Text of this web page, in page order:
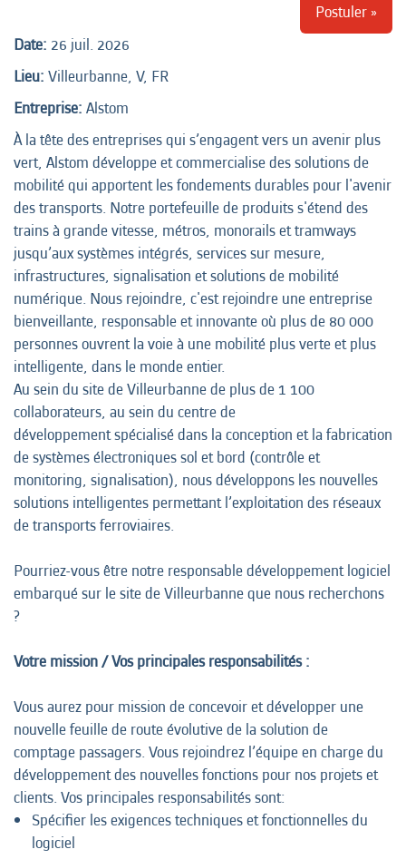
Postuler »
Date: 26 juil. 2026
Lieu: Villeurbanne, V, FR
Entreprise: Alstom
À la tête des entreprises qui s’engagent vers un avenir plus
vert, Alstom développe et commercialise des solutions de
mobilité qui apportent les fondements durables pour l'avenir
des transports. Notre portefeuille de produits s'étend des
trains à grande vitesse, métros, monorails et tramways
jusqu’aux systèmes intégrés, services sur mesure,
infrastructures, signalisation et solutions de mobilité
numérique. Nous rejoindre, c'est rejoindre une entreprise
bienveillante, responsable et innovante où plus de 80 000
personnes ouvrent la voie à une mobilité plus verte et plus
intelligente, dans le monde entier.
Au sein du site de Villeurbanne de plus de 1 100
collaborateurs, au sein du centre de
développement spécialisé dans la conception et la fabrication
de systèmes électroniques sol et bord (contrôle et
monitoring, signalisation), nous développons les nouvelles
solutions intelligentes permettant l’exploitation des réseaux
de transports ferroviaires.
Pourriez-vous être notre responsable développement logiciel
embarqué sur le site de Villeurbanne que nous recherchons
?
Votre mission / Vos principales responsabilités :
Vous aurez pour mission de concevoir et développer une
nouvelle feuille de route évolutive de la solution de
comptage passagers. Vous rejoindrez l’équipe en charge du
développement des nouvelles fonctions pour nos projets et
clients. Vos principales responsabilités sont:
Spécifier les exigences techniques et fonctionnelles du
logiciel